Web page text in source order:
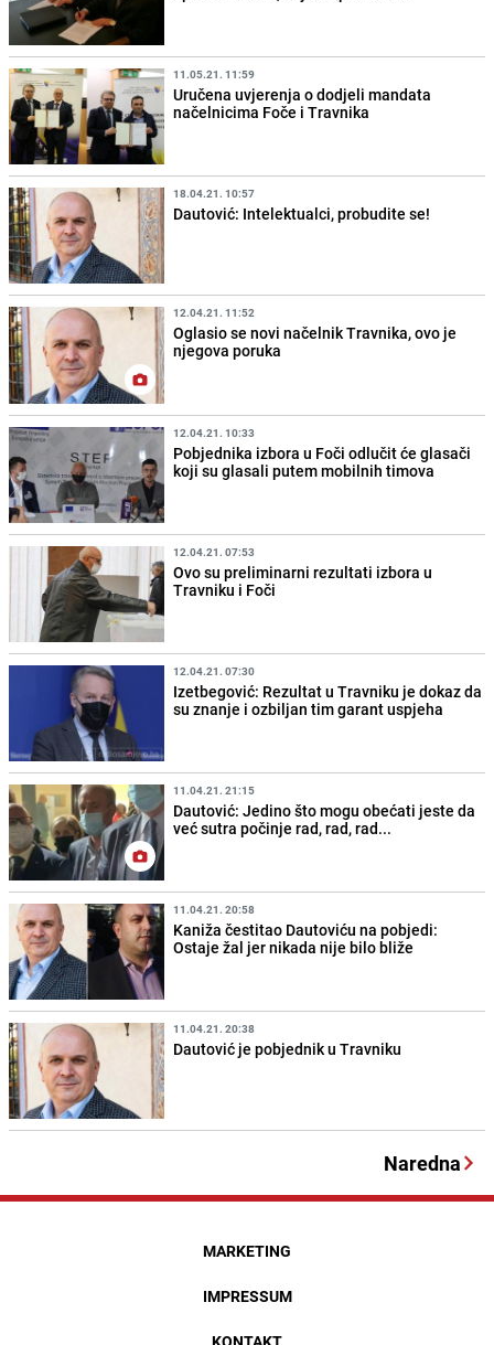
11.05.21. 11:59
Uručena uvjerenja o dodjeli mandata
načelnicima Foče i Travnika
18.04.21. 10:57
Dautović: Intelektualci, probudite se!
12.04.21. 11:52
Oglasio se novi načelnik Travnika, ovo je
njegova poruka
12.04.21. 10:33
Pobjednika izbora u Foči odlučit će glasači
koji su glasali putem mobilnih timova
12.04.21. 07:53
Ovo su preliminarni rezultati izbora u
Travniku i Foči
12.04.21. 07:30
Izetbegović: Rezultat u Travniku je dokaz da
su znanje i ozbiljan tim garant uspjeha
11.04.21. 21:15
Dautović: Jedino što mogu obećati jeste da
već sutra počinje rad, rad, rad...
11.04.21. 20:58
Kaniža čestitao Dautoviću na pobjedi:
Ostaje žal jer nikada nije bilo bliže
11.04.21. 20:38
Dautović je pobjednik u Travniku
Naredna
MARKETING
IMPRESSUM